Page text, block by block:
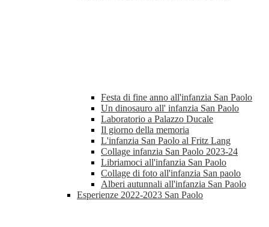
Festa di fine anno all'infanzia San Paolo
Un dinosauro all' infanzia San Paolo
Laboratorio a Palazzo Ducale
Il giorno della memoria
L'infanzia San Paolo al Fritz Lang
Collage infanzia San Paolo 2023-24
Libriamoci all'infanzia San Paolo
Collage di foto all'infanzia San paolo
Alberi autunnali all'infanzia San Paolo
Esperienze 2022-2023 San Paolo